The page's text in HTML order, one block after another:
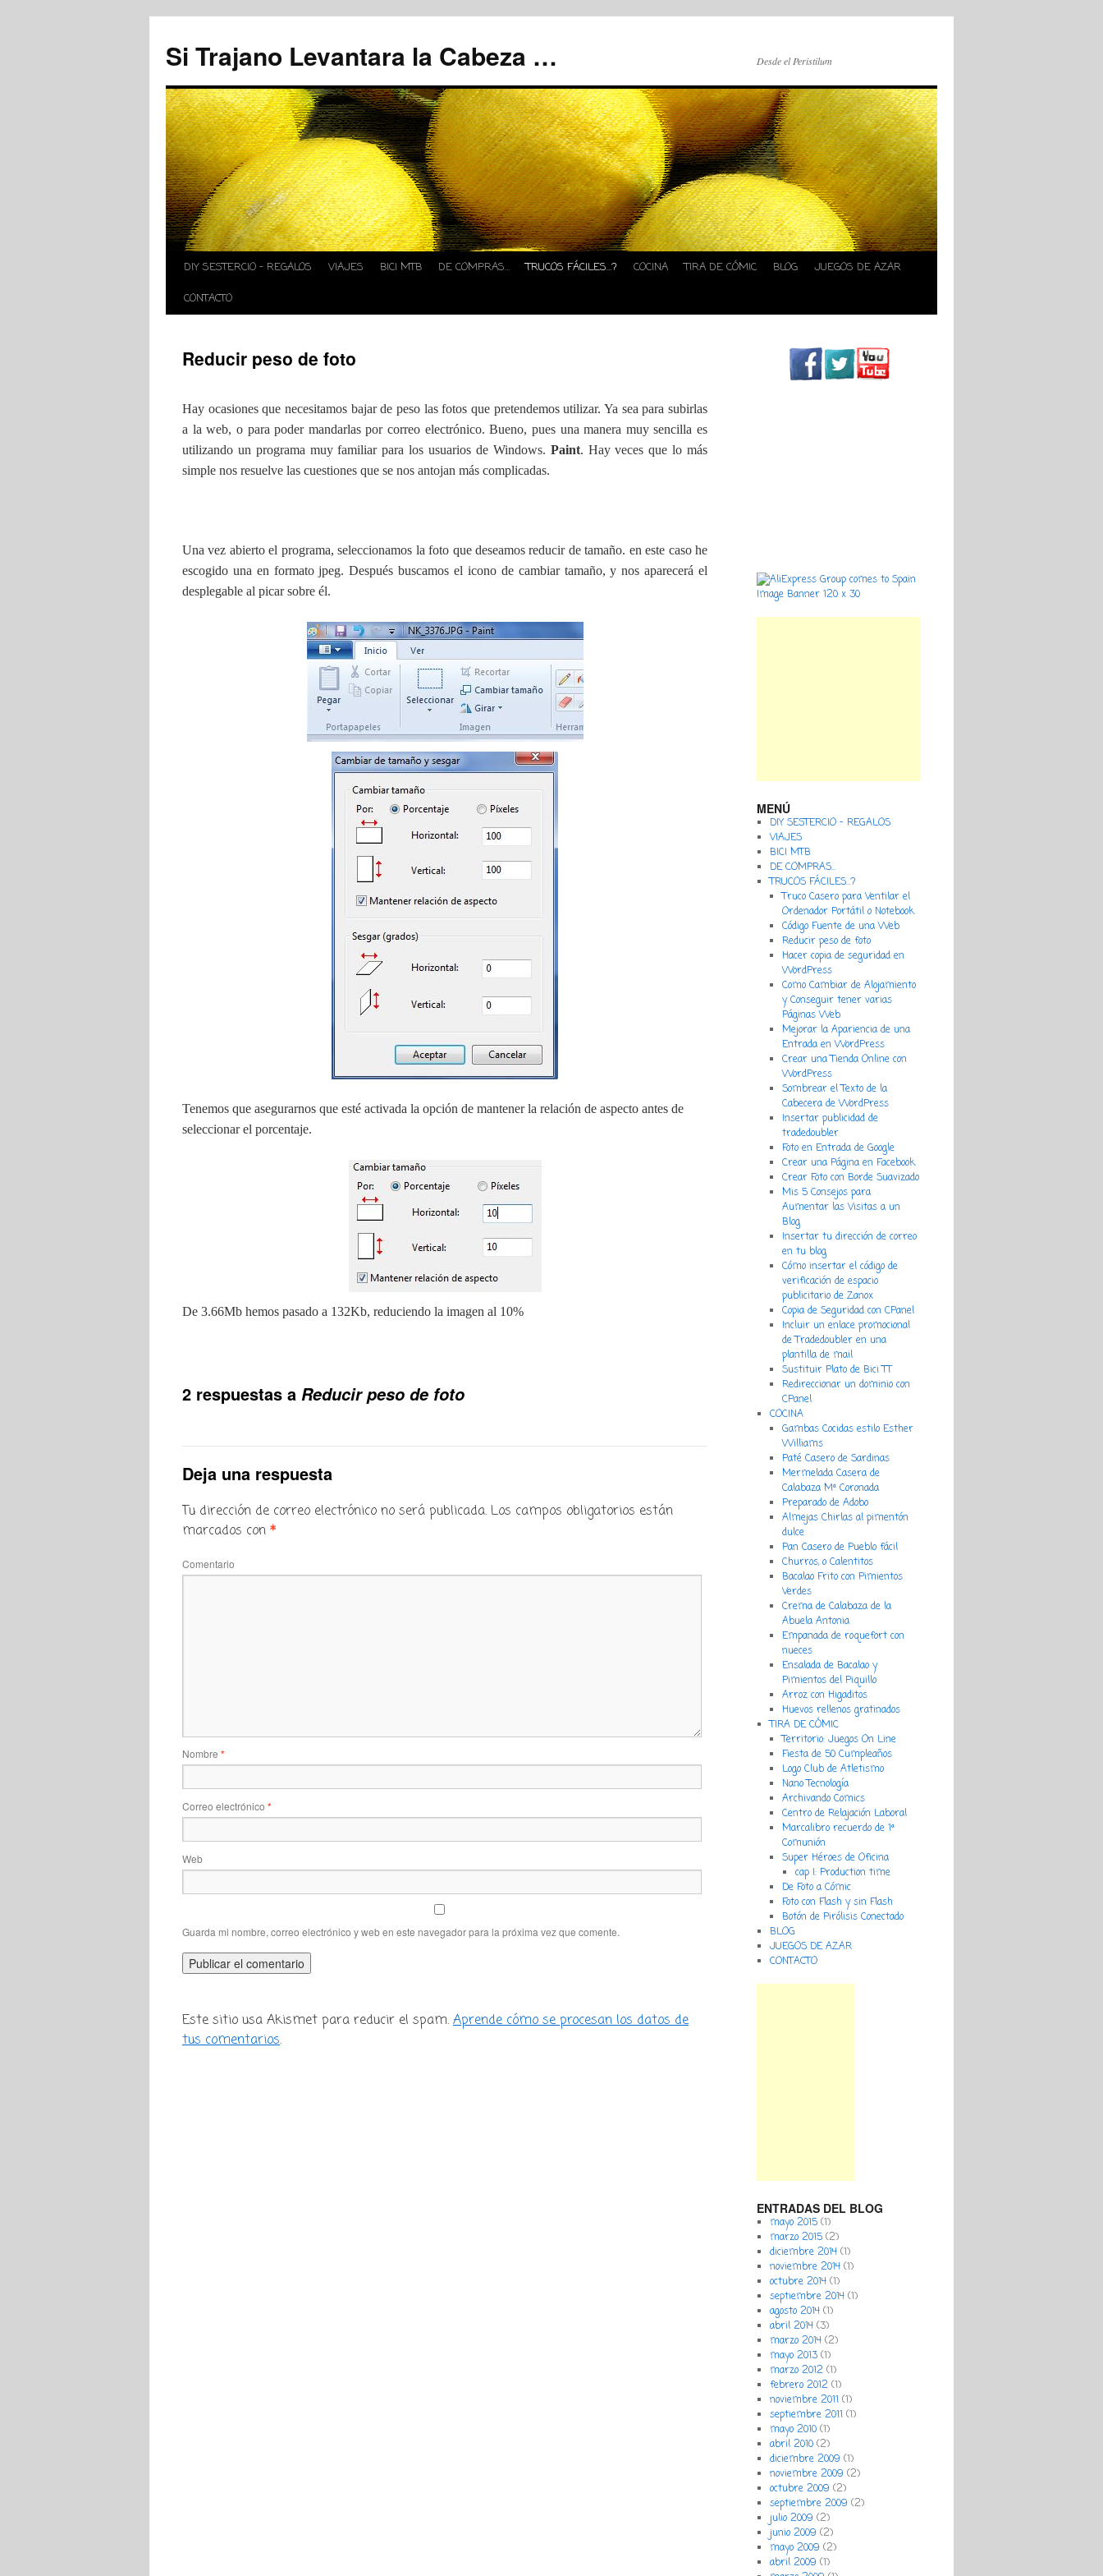
Si Trajano Levantara la Cabeza … Desde el Peristilum
DIY SESTERCIO – REGALOS VIAJES BICI MTB DE COMPRAS… TRUCOS FÁCILES…? COCINA TIRA DE CÓMIC BLOG
JUEGOS DE AZAR
CONTACTO
Reducir peso de foto
Hay ocasiones que necesitamos bajar de peso las fotos que pretendemos utilizar. Ya sea para subirlas
a la web, o para poder mandarlas por correo electrónico. Bueno, pues una manera muy sencilla es
utilizando un programa muy familiar para los usuarios de Windows. Paint. Hay veces que lo más
simple nos resuelve las cuestiones que se nos antojan más complicadas.
Una vez abierto el programa, seleccionamos la foto que deseamos reducir de tamaño. en este caso he
escogido una en formato jpeg. Después buscamos el icono de cambiar tamaño, y nos aparecerá el
desplegable al picar sobre él.
Tenemos que asegurarnos que esté activada la opción de mantener la relación de aspecto antes de
seleccionar el porcentaje.
De 3.66Mb hemos pasado a 132Kb, reduciendo la imagen al 10%
2 respuestas a Reducir peso de foto
Deja una respuesta
Tu dirección de correo electrónico no será publicada. Los campos obligatorios están
marcados con *
Comentario
Nombre *
Correo electrónico *
Web
Guarda mi nombre, correo electrónico y web en este navegador para la próxima vez que comente.
Este sitio usa Akismet para reducir el spam. Aprende cómo se procesan los datos de
tus comentarios.
MENÚ
DIY SESTERCIO – REGALOS
VIAJES
BICI MTB
DE COMPRAS…
TRUCOS FÁCILES…?
Truco Casero para Ventilar el
Ordenador Portátil o Notebook
Código Fuente de una Web
Reducir peso de foto
Hacer copia de seguridad en
WordPress
Como Cambiar de Alojamiento
y Conseguir tener varias
Páginas Web
Mejorar la Apariencia de una
Entrada en WordPress
Crear una Tienda Online con
WordPress
Sombrear el Texto de la
Cabecera de WordPress
Insertar publicidad de
tradedoubler
Foto en Entrada de Google
Crear una Página en Facebook
Crear Foto con Borde Suavizado
Mis 5 Consejos para
Aumentar las Visitas a un
Blog
Insertar tu dirección de correo
en tu blog
Cómo insertar el código de
verificación de espacio
publicitario de Zanox
Copia de Seguridad con CPanel
Incluir un enlace promocional
de Tradedoubler en una
plantilla de mail
Sustituir Plato de Bici TT
Redireccionar un dominio con
CPanel
COCINA
Gambas Cocidas estilo Esther
Williams
Paté Casero de Sardinas
Mermelada Casera de
Calabaza Mª Coronada
Preparado de Adobo
Almejas Chirlas al pimentón
dulce
Pan Casero de Pueblo fácil
Churros, o Calentitos
Bacalao Frito con Pimientos
Verdes
Crema de Calabaza de la
Abuela Antonia
Empanada de roquefort con
nueces
Ensalada de Bacalao y
Pimientos del Piquillo
Arroz con Higaditos
Huevos rellenos gratinados
TIRA DE CÓMIC
Territorio: Juegos On Line
Fiesta de 50 Cumpleaños
Logo Club de Atletismo
Nano Tecnología
Archivando Comics
Centro de Relajación Laboral
Marcalibro recuerdo de 1ª
Comunión
Super Héroes de Oficina
cap I: Production time
De Foto a Cómic
Foto con Flash y sin Flash
Botón de Pirólisis Conectado
BLOG
JUEGOS DE AZAR
CONTACTO
ENTRADAS DEL BLOG
mayo 2015(1)
marzo 2015(2)
diciembre 2014(1)
noviembre 2014(1)
octubre 2014(1)
septiembre 2014(1)
agosto 2014(1)
abril 2014(3)
marzo 2014(2)
mayo 2013(1)
marzo 2012(1)
febrero 2012(1)
noviembre 2011(1)
septiembre 2011(1)
mayo 2010(1)
abril 2010(2)
diciembre 2009(1)
noviembre 2009(2)
octubre 2009(2)
septiembre 2009(2)
julio 2009(2)
junio 2009(2)
mayo 2009(2)
abril 2009(1)